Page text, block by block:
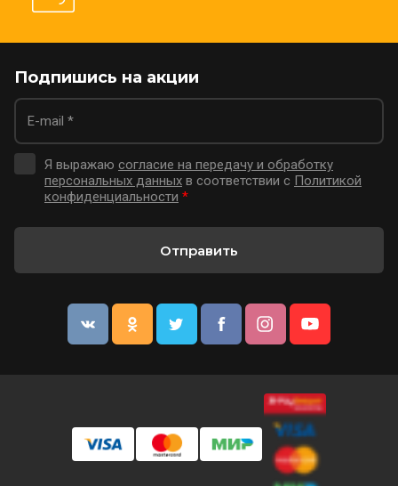
Подпишись на акции
Я выражаю согласие на передачу и обработку
персональных данных в соответствии с Политикой
конфиденциальности *
Отправить